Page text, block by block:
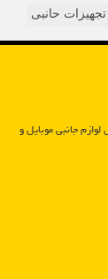
حانبی
جانبی موبایل و